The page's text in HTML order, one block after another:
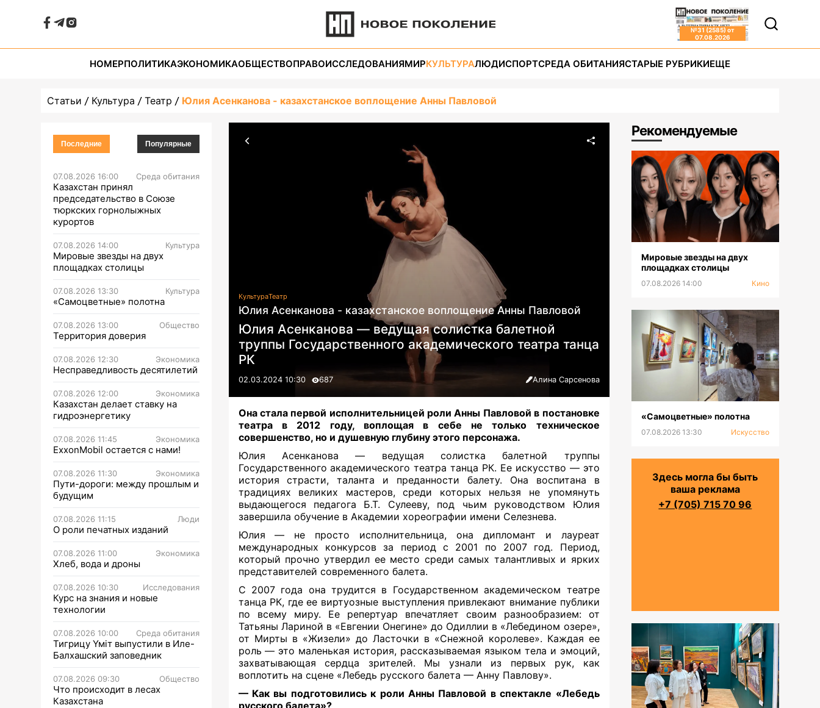
№31 (2585) от
07.08.2026
НОМЕРПОЛИТИКАЭКОНОМИКАОБЩЕСТВОПРАВОИССЛЕДОВАНИЯМИРКУЛЬТУРАЛЮДИСПОРТСРЕДА ОБИТАНИЯСТАРЫЕ РУБРИКИЕЩЕ
Статьи Культура Театр Юлия Асенканова - казахстанское воплощение Анны Павловой
Последние Популярные
07.08.2026 16:00 Среда обитания
Казахстан принял
председательство в Союзе
тюркских горнолыжных
курортов
07.08.2026 14:00 Культура
Мировые звезды на двух
площадках столицы
07.08.2026 13:30 Культура
«Самоцветные» полотна
07.08.2026 13:00 Общество
Территория доверия
07.08.2026 12:30 Экономика
Несправедливость десятилетий
07.08.2026 12:00 Экономика
Казахстан делает ставку на
гидроэнергетику
07.08.2026 11:45 Экономика
ExxonMobil остается с нами!
07.08.2026 11:30 Экономика
Пути-дороги: между прошлым и
будущим
07.08.2026 11:15 Люди
О роли печатных изданий
07.08.2026 11:00 Экономика
Хлеб, вода и дроны
07.08.2026 10:30 Исследования
Курс на знания и новые
технологии
07.08.2026 10:00 Среда обитания
Тигрицу Үміт выпустили в Иле-
Балхашский заповедник
07.08.2026 09:30 Общество
Что происходит в лесах
Казахстана
КультураТеатр
Юлия Асенканова - казахстанское воплощение Анны Павловой
Юлия Асенканова — ведущая солистка балетной
труппы Государственного академического театра танца
РК
02.03.2024 10:30 687 Алина Сарсенова
Она стала первой исполнительницей роли Анны Павловой в постановке
театра в 2012 году, воплощая в себе не только техническое
совершенство, но и душевную глубину этого персонажа.
Юлия Асенканова — ведущая солистка балетной труппы
Государственного академического театра танца РК. Ее искусство — это
история страсти, таланта и преданности балету. Она воспитана в
традициях великих мастеров, среди которых нельзя не упомянуть
выдающегося педагога Б.Т. Сулееву, под чьим руководством Юлия
завершила обучение в Академии хореографии имени Селезнева.
Юлия — не просто исполнительница, она дипломант и лауреат
международных конкурсов за период с 2001 по 2007 год. Период,
который прочно утвердил ее место среди самых талантливых и ярких
представителей современного балета.
С 2007 года она трудится в Государственном академическом театре
танца РК, где ее виртуозные выступления привлекают внимание публики
по всему миру. Ее репертуар впечатляет своим разнообразием: от
Татьяны Лариной в «Евгении Онегине» до Одиллии в «Лебедином озере»,
от Мирты в «Жизели» до Ласточки в «Снежной королеве». Каждая ее
роль — это маленькая история, рассказываемая языком тела и эмоций,
захватывающая сердца зрителей. Мы узнали из первых рук, как
воплотить на сцене «Лебедь русского балета — Анну Павлову».
— Как вы подготовились к роли Анны Павловой в спектакле «Лебедь
русского балета»?
Рекомендуемые
Мировые звезды на двух
площадках столицы
07.08.2026 14:00 Кино
«Самоцветные» полотна
07.08.2026 13:30 Искусство
Здесь могла бы быть
ваша реклама
+7 (705) 715 70 96